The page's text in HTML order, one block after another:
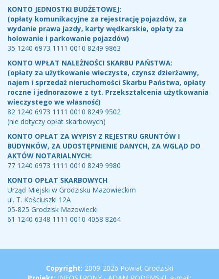
KONTO JEDNOSTKI BUDŻETOWEJ:
(opłaty komunikacyjne za rejestrację pojazdów, za
wydanie prawa jazdy, karty wędkarskie, opłaty za
holowanie i parkowanie pojazdów)
35 1240 6973 1111 0010 8249 9863
KONTO WPŁAT NALEŻNOŚCI SKARBU PAŃSTWA:
(opłaty za użytkowanie wieczyste, czynsz dzierżawny,
najem i sprzedaż nieruchomości Skarbu Państwa, opłaty
roczne i jednorazowe z tyt. Przekształcenia użytkowania
wieczystego we własność)
82 1240 6973 1111 0010 8249 9502
(nie dotyczy opłat skarbowych)
KONTO OPŁAT ZA WYPISY Z REJESTRU GRUNTÓW I
BUDYNKÓW, ZA UDOSTĘPNIENIE DANYCH, ZA WGLĄD DO
AKTÓW NOTARIALNYCH:
77 1240 6973 1111 0010 8249 9980
KONTO OPŁAT SKARBOWYCH
Urząd Miejski w Grodzisku Mazowieckim
ul. T. Kościuszki 12A
05-825 Grodzisk Mazowiecki
61 1240 6348 1111 0010 4058 8264
CopyrightCopyright: 2009-2026 Powiat Grodziski